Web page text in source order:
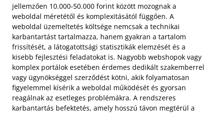
jellemzően 10.000-50.000 forint között mozognak a
weboldal méretétől és komplexitásától függően. A
weboldal üzemeltetés költsége nemcsak a technikai
karbantartást tartalmazza, hanem gyakran a tartalom
frissítését, a látogatottsági statisztikák elemzését és a
kisebb fejlesztési feladatokat is. Nagyobb webshopok vagy
komplex portálok esetében érdemes dedikált szakemberrel
vagy ügynökséggel szerződést kötni, akik folyamatosan
figyelemmel kísérik a weboldal működését és gyorsan
reagálnak az esetleges problémákra. A rendszeres
karbantartás befektetés, amely hosszú távon megtérül a